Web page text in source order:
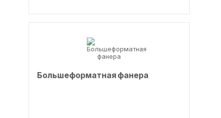
Большеформатная фанера